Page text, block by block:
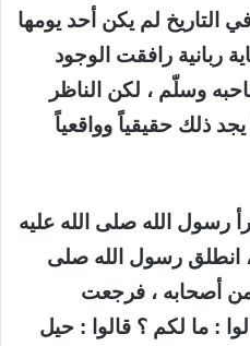
لم يكن أحد يومها
ربانية رافقت الوجود
وسلّم ، لكن الناظر
ذلك حقيقياً وواقعياً
رسول الله صلى الله عليه
انطلق رسول الله صلى
من أصحابه ، فرجعت
: ما لكم ؟ قالوا : حيل